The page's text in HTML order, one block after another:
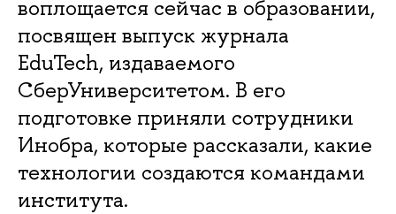
воплощается сейчас в образовании,
посвящен выпуск журнала
EduTech, издаваемого
СберУниверситетом. В его
подготовке приняли сотрудники
Инобра, которые рассказали, какие
технологии создаются командами
института.